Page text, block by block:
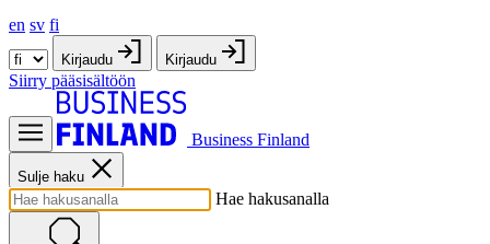
en sv fi
Kirjaudu Kirjaudu
Siirry pääsisältöön
Business Finland
Sulje haku
Hae hakusanalla